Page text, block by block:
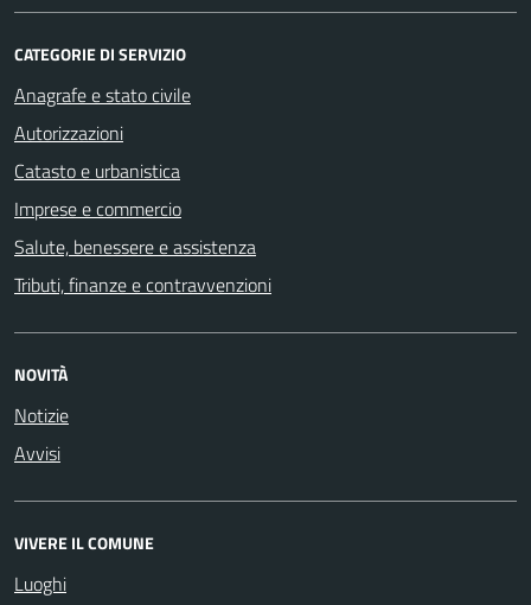
CATEGORIE DI SERVIZIO
Anagrafe e stato civile
Autorizzazioni
Catasto e urbanistica
Imprese e commercio
Salute, benessere e assistenza
Tributi, finanze e contravvenzioni
NOVITÀ
Notizie
Avvisi
VIVERE IL COMUNE
Luoghi